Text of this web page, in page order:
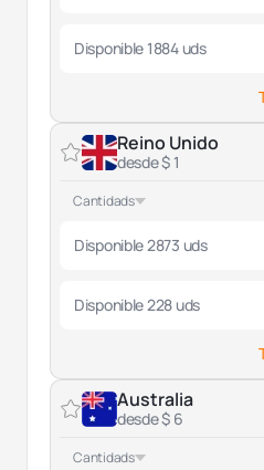
Disponible 1884 uds
Reino Unido
desde $ 1
Cantidads
Disponible 2873 uds
Disponible 228 uds
Australia
desde $ 6
Cantidads